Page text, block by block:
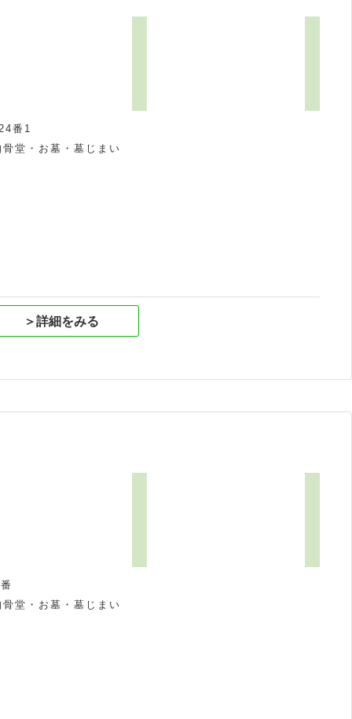
番1
堂・お墓・墓じまい
＞詳細をみる
堂・お墓・墓じまい